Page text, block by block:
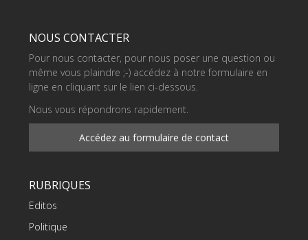
NOUS CONTACTER
Pour nous contacter, pour nous poser une question ou
même vous plaindre ;-) accédez à notre formulaire en
ligne en cliquant sur le lien ci-dessous.
Nous vous répondrons rapidement.
Accédez au formulaire de contact
RUBRIQUES
Editos
Politique